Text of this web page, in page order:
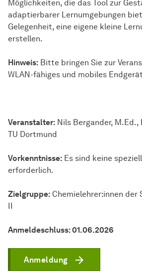
Möglichkeiten, die das Tool zur
adaptierbarer Lernumgebungen
Gelegenheit, eine eigene kleine
erstellen.
Hinweis: Bitte bringen Sie zur
WLAN-fähiges und mobiles
Veranstalter: Nils Bergander, M.Ed.,
TU Dortmund
Vorkenntnisse: Es sind keine
erforderlich.
Zielgruppe: Chemielehrer:innen der
II
Anmeldeschluss: 01.06.2026
Anmeldung